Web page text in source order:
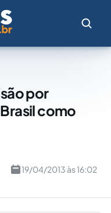
por
como
19/04/2013 às 16:02